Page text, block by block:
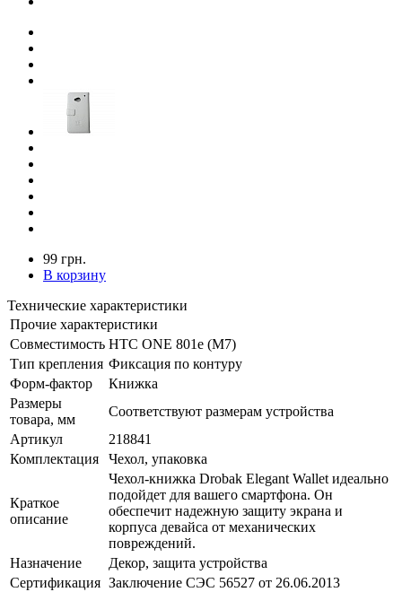
99 грн.
В корзину
Технические характеристики
Прочие характеристики
Совместимость HTC ONE 801e (M7)
Тип крепления Фиксация по контуру
Форм-фактор
Книжка
Размеры
товара, мм
Соответствуют размерам устройства
Артикул
218841
Комплектация
Чехол, упаковка
Краткое
описание
Чехол-книжка Drobak Elegant Wallet идеально
подойдет для вашего смартфона. Он
обеспечит надежную защиту экрана и
корпуса девайса от механических
повреждений.
Назначение
Декор, защита устройства
Сертификация Заключение СЭС 56527 от 26.06.2013